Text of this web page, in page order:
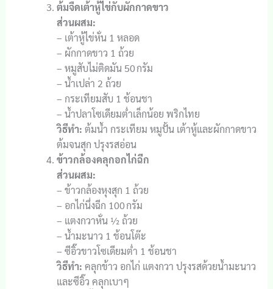
ต้มจืดเต้าหู้ไข่กับผักกาดขาว
ส่วนผสม:
– เต้าหู้ไข่หั่น 1 หลอด
– ผักกาดขาว 1 ถ้วย
– หมูสับไม่ติดมัน 50 กรัม
– น้ำเปล่า 2 ถ้วย
– กระเทียมสับ 1 ช้อนชา
– น้ำปลาโซเดียมต่ำเล็กน้อย พริกไทย
วิธีทำ: ต้มน้ำ กระเทียม หมูปั้น เต้าหู้และผักกาดขาว
ต้มจนสุก ปรุงรสอ่อน
ข้าวกล้องคลุกอกไก่ฉีก
ส่วนผสม:
– ข้าวกล้องหุงสุก 1 ถ้วย
– อกไก่นึ่งฉีก 100 กรัม
– แตงกวาหั่น ½ ถ้วย
– น้ำมะนาว 1 ช้อนโต๊ะ
– ซีอิ๊วขาวโซเดียมต่ำ 1 ช้อนชา
วิธีทำ: คลุกข้าว อกไก่ แตงกวา ปรุงรสด้วยน้ำมะนาว
และซีอิ๊ว คลุกเบาๆ